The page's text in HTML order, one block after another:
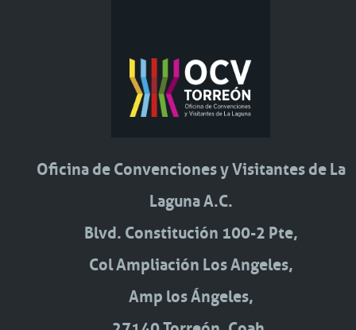
Oficina de Convenciones y Visitantes de La
Laguna A.C.
Blvd. Constitución 100-2 Pte,
Col Ampliación Los Angeles,
Amp los Ángeles,